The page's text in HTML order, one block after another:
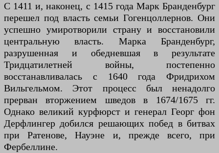
С 1411 и, наконец, с 1415 года Марк Бранденбург
перешел под власть семьи Гогенцоллернов. Они
успешно умиротворили страну и восстановили
центральную власть. Марка Бранденбург,
разрушенная и обедневшая в результате
Тридцатилетней войны, постепенно
восстанавливалась с 1640 года Фридрихом
Вильгельмом. Этот процесс был ненадолго
прерван вторжением шведов в 1674/1675 гг.
Однако великий курфюрст и генерал Георг фон
Дерфлингер добился решающих побед в битвах
при Ратенове, Науэне и, прежде всего, при
Фербеллине.